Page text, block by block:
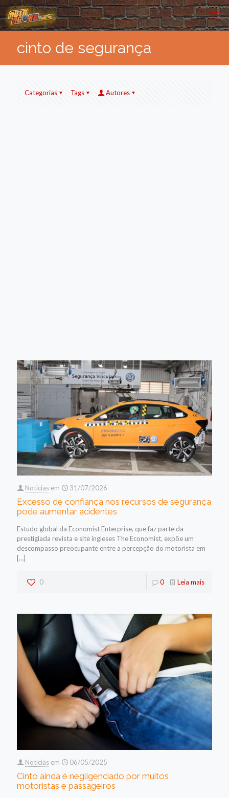
cinto de segurança
Categorias Tags Autores
Noticias em 31/07/2026
Excesso de confiança nos recursos de segurança
pode aumentar acidentes
Estudo global da Economist Enterprise, que faz parte da
prestigiada revista e site ingleses The Economist, expõe um
descompasso preocupante entre a percepção do motorista em
[…]
0 0 Leia mais
Noticias em 06/05/2025
Cinto ainda é negligenciado por muitos
motoristas e passageiros